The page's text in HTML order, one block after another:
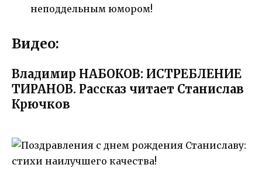
неподдельным юмором!
Видео:
Владимир НАБОКОВ: ИСТРЕБЛЕНИЕ
ТИРАНОВ. Рассказ читает Станислав
Крючков